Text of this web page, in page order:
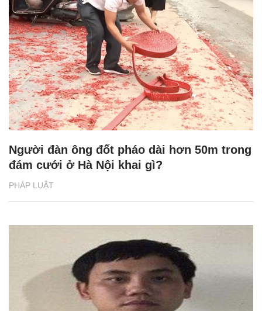
PHÁP LUẬT
Người đàn ông đốt pháo dài hơn 50m trong
đám cưới ở Hà Nội khai gì?